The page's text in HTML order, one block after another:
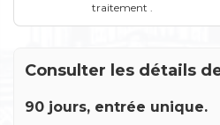
traitement .
Consulter les détails
90 jours, entrée unique.